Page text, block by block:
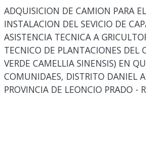
ADQUISICION DE CAMION PARA
INSTALACION DEL SEVICIO DE
ASISTENCIA TECNICA A
TECNICO DE PLANTACIONES DEL
VERDE CAMELLIA SINENSIS) EN
COMUNIDAES, DISTRITO DANIEL
PROVINCIA DE LEONCIO PRADO -